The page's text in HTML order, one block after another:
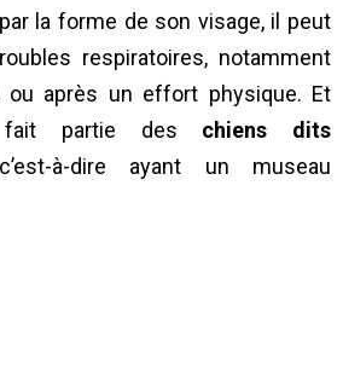
la forme de son visage, il peut
respiratoires, notamment
ou après un effort physique. Et
partie des chiens dits
à-dire ayant un museau